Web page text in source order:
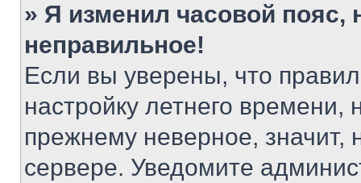
» Я изменил часовой пояс,
неправильное!
Если вы уверены, что
настройку летнего
прежнему неверное, значит,
сервере. Уведомите